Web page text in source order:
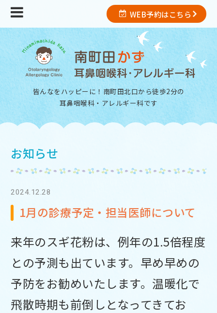
WEB予約はこちら
皆んなをハッピーに！南町田北口から徒歩2分の
耳鼻咽喉科・アレルギー科です
お知らせ
2024.12.28
1月の診療予定・担当医師について
来年のスギ花粉は、例年の1.5倍程度
との予測も出ています。早め早めの
予防をお勧めいたします。温暖化で
飛散時期も前倒しとなってきてお